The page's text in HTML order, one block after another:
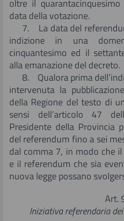
oltre il
data della votazione.
7. La data del
indizione in una
cinquantesimo ed il
alla emanazione del decreto.
8. Qualora prima
intervenuta la
della Regione del testo di
sensi dell’articolo 47
Presidente della Provincia
del referendum fino a sei
dal comma 7, in modo che
e il referendum che sia
nuova legge possano
Art.
Iniziativa referendaria